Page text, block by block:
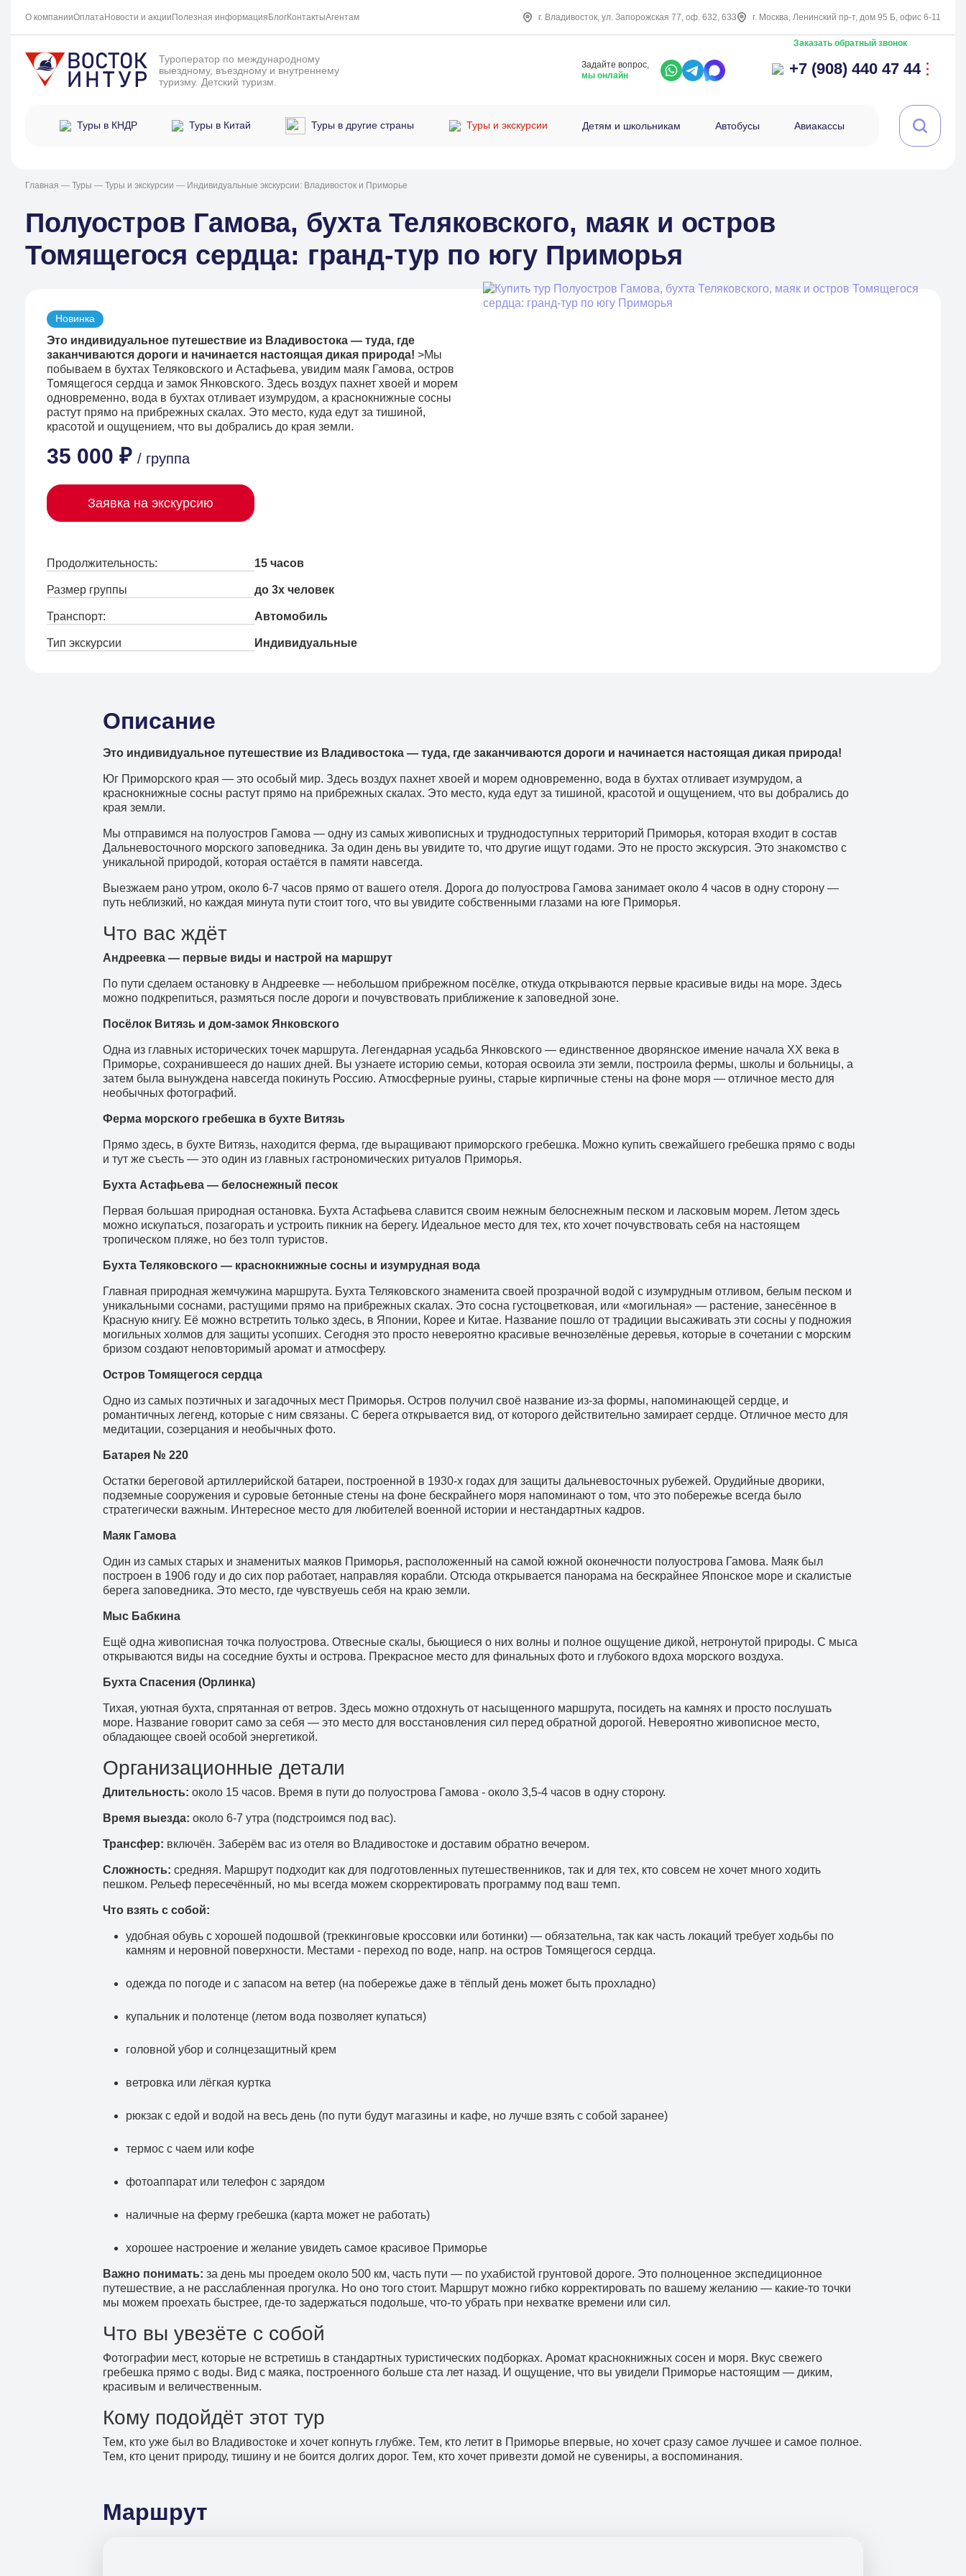
О компанииОплатаНовости и акции Полезная информация БлогКонтактыАгентам г. Владивосток, ул. Запорожская 77, оф. 632, 633 г. Москва, Ленинский пр-т, дом 95 Б, офис 6-11
Туроператор по международному
выездному, въездному и внутреннему
туризму. Детский туризм.
Задайте вопрос,
мы онлайн
Заказать обратный звонок
+7 (908) 440 47 44
Туры в КНДР Туры в Китай Туры в другие страны Туры и экскурсии Детям и школьникам Автобусы Авиакассы
Главная — Туры — Туры и экскурсии — Индивидуальные экскурсии: Владивосток и Приморье
Полуостров Гамова, бухта Теляковского, маяк и остров
Томящегося сердца: гранд-тур по югу Приморья
Новинка
Это индивидуальное путешествие из Владивостока — туда, где
заканчиваются дороги и начинается настоящая дикая природа! >Мы
побываем в бухтах Теляковского и Астафьева, увидим маяк Гамова, остров
Томящегося сердца и замок Янковского. Здесь воздух пахнет хвоей и морем
одновременно, вода в бухтах отливает изумрудом, а краснокнижные сосны
растут прямо на прибрежных скалах. Это место, куда едут за тишиной,
красотой и ощущением, что вы добрались до края земли.
35 000 ₽ / группа
Заявка на экскурсию
Продолжительность: 15 часов
Размер группы до 3х человек
Транспорт: Автомобиль
Тип экскурсии Индивидуальные
Описание
Это индивидуальное путешествие из Владивостока — туда, где заканчиваются дороги и начинается настоящая дикая природа!
Юг Приморского края — это особый мир. Здесь воздух пахнет хвоей и морем одновременно, вода в бухтах отливает изумрудом, а
краснокнижные сосны растут прямо на прибрежных скалах. Это место, куда едут за тишиной, красотой и ощущением, что вы добрались до
края земли.
Мы отправимся на полуостров Гамова — одну из самых живописных и труднодоступных территорий Приморья, которая входит в состав
Дальневосточного морского заповедника. За один день вы увидите то, что другие ищут годами. Это не просто экскурсия. Это знакомство с
уникальной природой, которая остаётся в памяти навсегда.
Выезжаем рано утром, около 6-7 часов прямо от вашего отеля. Дорога до полуострова Гамова занимает около 4 часов в одну сторону —
путь неблизкий, но каждая минута пути стоит того, что вы увидите собственными глазами на юге Приморья.
Что вас ждёт
Андреевка — первые виды и настрой на маршрут
По пути сделаем остановку в Андреевке — небольшом прибрежном посёлке, откуда открываются первые красивые виды на море. Здесь
можно подкрепиться, размяться после дороги и почувствовать приближение к заповедной зоне.
Посёлок Витязь и дом-замок Янковского
Одна из главных исторических точек маршрута. Легендарная усадьба Янковского — единственное дворянское имение начала XX века в
Приморье, сохранившееся до наших дней. Вы узнаете историю семьи, которая освоила эти земли, построила фермы, школы и больницы, а
затем была вынуждена навсегда покинуть Россию. Атмосферные руины, старые кирпичные стены на фоне моря — отличное место для
необычных фотографий.
Ферма морского гребешка в бухте Витязь
Прямо здесь, в бухте Витязь, находится ферма, где выращивают приморского гребешка. Можно купить свежайшего гребешка прямо с воды
и тут же съесть — это один из главных гастрономических ритуалов Приморья.
Бухта Астафьева — белоснежный песок
Первая большая природная остановка. Бухта Астафьева славится своим нежным белоснежным песком и ласковым морем. Летом здесь
можно искупаться, позагорать и устроить пикник на берегу. Идеальное место для тех, кто хочет почувствовать себя на настоящем
тропическом пляже, но без толп туристов.
Бухта Теляковского — краснокнижные сосны и изумрудная вода
Главная природная жемчужина маршрута. Бухта Теляковского знаменита своей прозрачной водой с изумрудным отливом, белым песком и
уникальными соснами, растущими прямо на прибрежных скалах. Это сосна густоцветковая, или «могильная» — растение, занесённое в
Красную книгу. Её можно встретить только здесь, в Японии, Корее и Китае. Название пошло от традиции высаживать эти сосны у подножия
могильных холмов для защиты усопших. Сегодня это просто невероятно красивые вечнозелёные деревья, которые в сочетании с морским
бризом создают неповторимый аромат и атмосферу.
Остров Томящегося сердца
Одно из самых поэтичных и загадочных мест Приморья. Остров получил своё название из-за формы, напоминающей сердце, и
романтичных легенд, которые с ним связаны. С берега открывается вид, от которого действительно замирает сердце. Отличное место для
медитации, созерцания и необычных фото.
Батарея № 220
Остатки береговой артиллерийской батареи, построенной в 1930-х годах для защиты дальневосточных рубежей. Орудийные дворики,
подземные сооружения и суровые бетонные стены на фоне бескрайнего моря напоминают о том, что это побережье всегда было
стратегически важным. Интересное место для любителей военной истории и нестандартных кадров.
Маяк Гамова
Один из самых старых и знаменитых маяков Приморья, расположенный на самой южной оконечности полуострова Гамова. Маяк был
построен в 1906 году и до сих пор работает, направляя корабли. Отсюда открывается панорама на бескрайнее Японское море и скалистые
берега заповедника. Это место, где чувствуешь себя на краю земли.
Мыс Бабкина
Ещё одна живописная точка полуострова. Отвесные скалы, бьющиеся о них волны и полное ощущение дикой, нетронутой природы. С мыса
открываются виды на соседние бухты и острова. Прекрасное место для финальных фото и глубокого вдоха морского воздуха.
Бухта Спасения (Орлинка)
Тихая, уютная бухта, спрятанная от ветров. Здесь можно отдохнуть от насыщенного маршрута, посидеть на камнях и просто послушать
море. Название говорит само за себя — это место для восстановления сил перед обратной дорогой. Невероятно живописное место,
обладающее своей особой энергетикой.
Организационные детали
Длительность: около 15 часов. Время в пути до полуострова Гамова - около 3,5-4 часов в одну сторону.
Время выезда: около 6-7 утра (подстроимся под вас).
Трансфер: включён. Заберём вас из отеля во Владивостоке и доставим обратно вечером.
Сложность: средняя. Маршрут подходит как для подготовленных путешественников, так и для тех, кто совсем не хочет много ходить
пешком. Рельеф пересечённый, но мы всегда можем скорректировать программу под ваш темп.
Что взять с собой:
удобная обувь с хорошей подошвой (треккинговые кроссовки или ботинки) — обязательна, так как часть локаций требует ходьбы по
камням и неровной поверхности. Местами - переход по воде, напр. на остров Томящегося сердца.
одежда по погоде и с запасом на ветер (на побережье даже в тёплый день может быть прохладно)
купальник и полотенце (летом вода позволяет купаться)
головной убор и солнцезащитный крем
ветровка или лёгкая куртка
рюкзак с едой и водой на весь день (по пути будут магазины и кафе, но лучше взять с собой заранее)
термос с чаем или кофе
фотоаппарат или телефон с зарядом
наличные на ферму гребешка (карта может не работать)
хорошее настроение и желание увидеть самое красивое Приморье
Важно понимать: за день мы проедем около 500 км, часть пути — по ухабистой грунтовой дороге. Это полноценное экспедиционное
путешествие, а не расслабленная прогулка. Но оно того стоит. Маршрут можно гибко корректировать по вашему желанию — какие-то точки
мы можем проехать быстрее, где-то задержаться подольше, что-то убрать при нехватке времени или сил.
Что вы увезёте с собой
Фотографии мест, которые не встретишь в стандартных туристических подборках. Аромат краснокнижных сосен и моря. Вкус свежего
гребешка прямо с воды. Вид с маяка, построенного больше ста лет назад. И ощущение, что вы увидели Приморье настоящим — диким,
красивым и величественным.
Кому подойдёт этот тур
Тем, кто уже был во Владивостоке и хочет копнуть глубже. Тем, кто летит в Приморье впервые, но хочет сразу самое лучшее и самое полное.
Тем, кто ценит природу, тишину и не боится долгих дорог. Тем, кто хочет привезти домой не сувениры, а воспоминания.
Маршрут